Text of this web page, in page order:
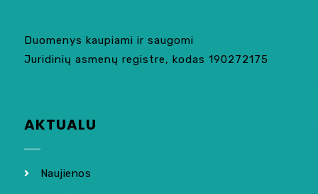
Duomenys kaupiami ir saugomi
Juridinių asmenų registre, kodas 190272175
AKTUALU
Naujienos